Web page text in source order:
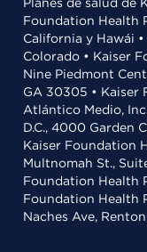
Foundation Health
California y Hawái
Colorado • Kaiser
Nine Piedmont
GA 30305 • Kaiser
Atlántico Medio,
D.C., 4000 Garden
Kaiser Foundation
Multnomah St.,
Foundation Health
Foundation Health
Naches Ave,